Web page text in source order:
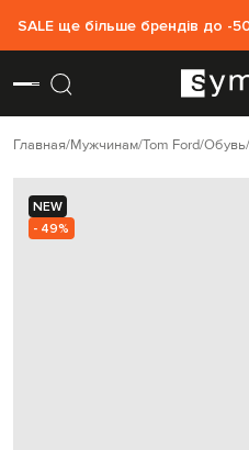
SALE ще більше брендів до -
Главная Мужчинам Tom Ford Обувь
NEW
- 49%